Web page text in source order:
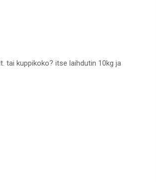
tai kuppikoko? itse laihdutin 10kg ja